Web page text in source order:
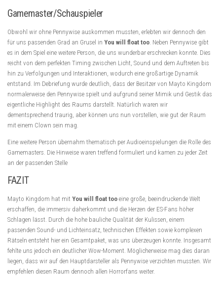
Gamemaster/Schauspieler
Obwohl wir ohne Pennywise auskommen mussten, erlebten wir dennoch den
für uns passenden Grad an Grusel in You will float too . Neben Pennywise gibt
es in dem Spiel eine weitere Person, die uns wunderbar erschrecken konnte. Dies
reicht von dem perfekten Timing zwischen Licht, Sound und dem Auftreten bis
hin zu Verfolgungen und Interaktionen, wodurch eine großartige Dynamik
entstand. Im Debriefung wurde deutlich, dass der Besitzer von Mayto Kingdom
normalerweise den Pennywise spielt und aufgrund seiner Mimik und Gestik das
eigentliche Highlight des Raums darstellt. Natürlich waren wir
dementsprechend traurig, aber können uns nun vorstellen, wie gut der Raum
mit einem Clown sein mag.
Eine weitere Person übernahm thematisch per Audioeinspielungen die Rolle des
Gamemasters. Die Hinweise waren treffend formuliert und kamen zu jeder Zeit
an der passenden Stelle
FAZIT
Mayto Kingdom hat mit You will float too eine große, beeindruckende Welt
erschaffen, die immersiv daherkommt und die Herzen der ES-Fans höher
Schlagen lässt. Durch die hohe bauliche Qualität der Kulissen, einem
passenden Sound- und Lichteinsatz, technischen Effekten sowie komplexen
Rätseln entsteht hier ein Gesamtpaket, was uns überzeugen konnte. Insgesamt
fehlte uns jedoch ein deutlicher Wow-Moment. Möglicherweise mag dies daran
liegen, dass wir auf den Hauptdarsteller als Pennywise verzichten mussten. Wir
empfehlen diesen Raum dennoch allen Horrorfans weiter.